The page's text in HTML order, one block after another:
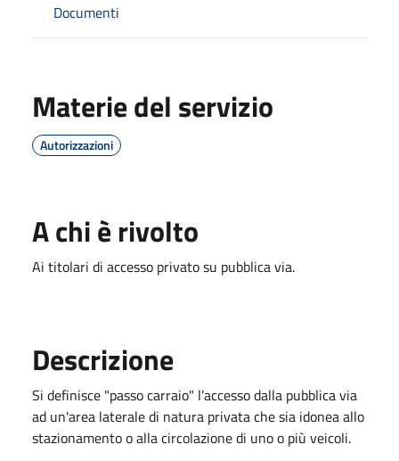
Documenti
Materie del servizio
Autorizzazioni
A chi è rivolto
Ai titolari di accesso privato su pubblica via.
Descrizione
Si definisce "passo carraio" l'accesso dalla pubblica via
ad un'area laterale di natura privata che sia idonea allo
stazionamento o alla circolazione di uno o più veicoli.